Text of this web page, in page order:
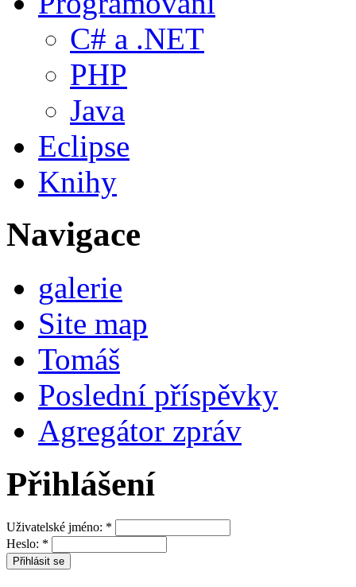
C# a .NET
PHP
Java
Eclipse
Knihy
Navigace
galerie
Site map
Tomáš
Poslední příspěvky
Agregátor zpráv
Přihlášení
Uživatelské jméno: *
Heslo: *